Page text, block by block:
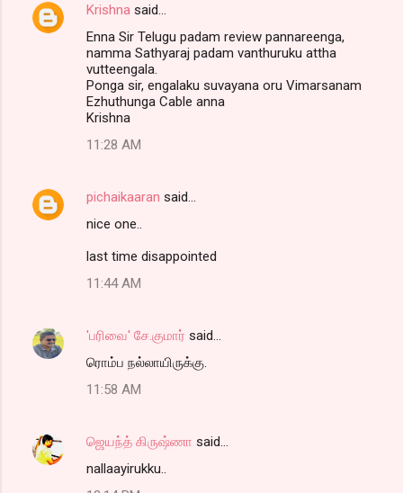
Krishna said…
Enna Sir Telugu padam review pannareenga,
namma Sathyaraj padam vanthuruku attha
vutteengala.
Ponga sir, engalaku suvayana oru Vimarsanam
Ezhuthunga Cable anna
Krishna
11:28 AM
pichaikaaran said…
nice one..
last time disappointed
11:44 AM
'பரிவை' சே.குமார் said…
ரொம்ப நல்லாயிருக்கு.
11:58 AM
ஜெயந்த் கிருஷ்ணா said…
nallaayirukku..